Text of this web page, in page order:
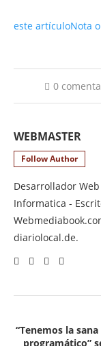
este artículoNota
0
WEBMASTER
Follow Author
Desarrollador
Informatica -
diariolocal.de.
“Tenemos la
programático”